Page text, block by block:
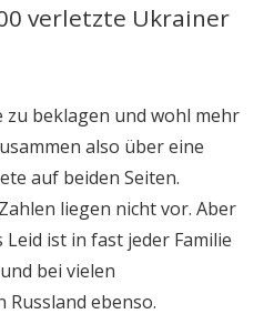
verletzte Ukrainer
zu beklagen und wohl mehr
also über eine
auf beiden Seiten.
liegen nicht vor. Aber
ist in fast jeder Familie
bei vielen
Russland ebenso.